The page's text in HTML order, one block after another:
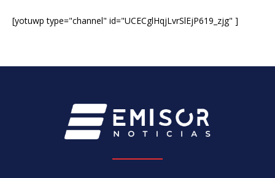
[yotuwp type="channel" id="UCECglHqjLvrSlEjP619_zjg" ]